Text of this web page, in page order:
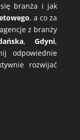
branża i jak
, a co za
z branży
,Gdyni,
odpowiednie
rozwijać